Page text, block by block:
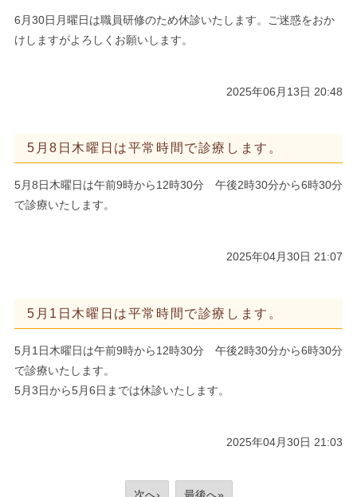
6月30日月曜日は職員研修のため休診いたします。ご迷惑をおか
けしますがよろしくお願いします。
2025年06月13日 20:48
5月8日木曜日は平常時間で診療します。
5月8日木曜日は午前9時から12時30分 午後2時30分から6時30分
で診療いたします。
2025年04月30日 21:07
5月1日木曜日は平常時間で診療します。
5月1日木曜日は午前9時から12時30分 午後2時30分から6時30分
で診療いたします。
5月3日から5月6日までは休診いたします。
2025年04月30日 21:03